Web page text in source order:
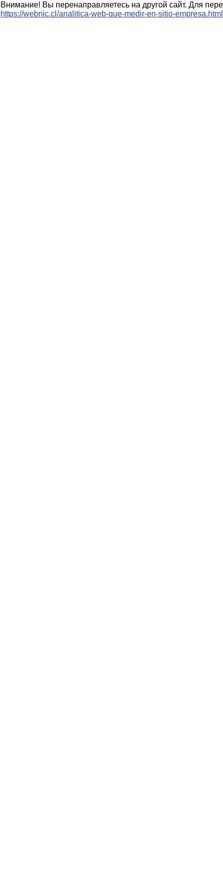
Внимание! Вы перенаправляетесь на другой сайт. Для
https://webnic.cl/analitica-web-que-medir-en-sitio-empresa.html